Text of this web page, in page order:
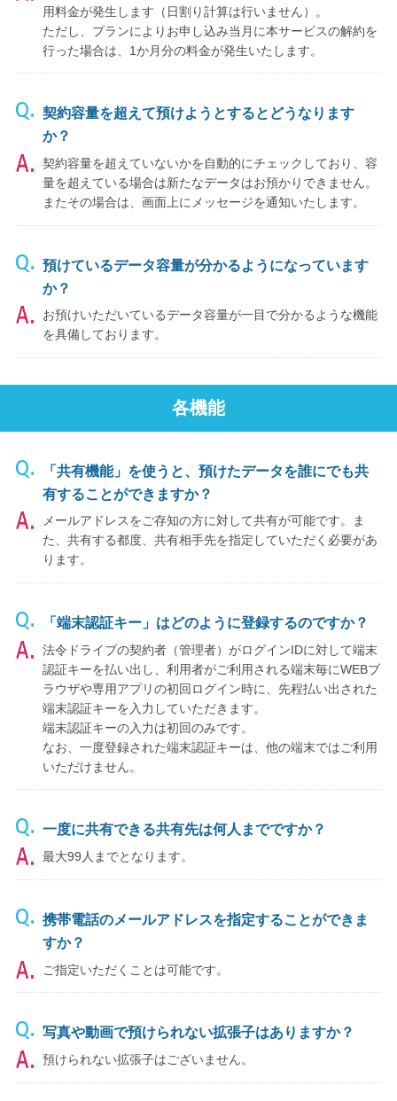
用料金が発生します（日割り計算は行いません）。
ただし、プランによりお申し込み当月に本サービスの解約を
行った場合は、1か月分の料金が発生いたします。
契約容量を超えて預けようとするとどうなります
か？
契約容量を超えていないかを自動的にチェックしており、容
量を超えている場合は新たなデータはお預かりできません。
またその場合は、画面上にメッセージを通知いたします。
預けているデータ容量が分かるようになっています
か？
お預けいただいているデータ容量が一目で分かるような機能
を具備しております。
各機能
「共有機能」を使うと、預けたデータを誰にでも共
有することができますか？
メールアドレスをご存知の方に対して共有が可能です。ま
た、共有する都度、共有相手先を指定していただく必要があ
ります。
「端末認証キー」はどのように登録するのですか？
法令ドライブの契約者（管理者）がログインIDに対して端末
認証キーを払い出し、利用者がご利用される端末毎にWEBブ
ラウザや専用アプリの初回ログイン時に、先程払い出された
端末認証キーを入力していただきます。
端末認証キーの入力は初回のみです。
なお、一度登録された端末認証キーは、他の端末ではご利用
いただけません。
一度に共有できる共有先は何人までですか？
最大99人までとなります。
携帯電話のメールアドレスを指定することができま
すか？
ご指定いただくことは可能です。
写真や動画で預けられない拡張子はありますか？
預けられない拡張子はございません。